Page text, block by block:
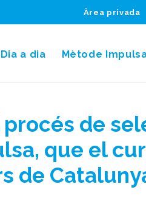
Àrea privada
Dia a dia Mètode
de
que el
de